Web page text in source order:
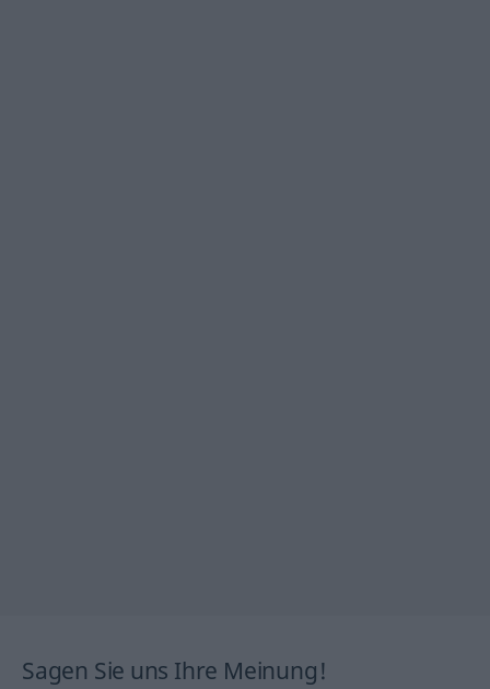
Sagen Sie uns Ihre Meinung!